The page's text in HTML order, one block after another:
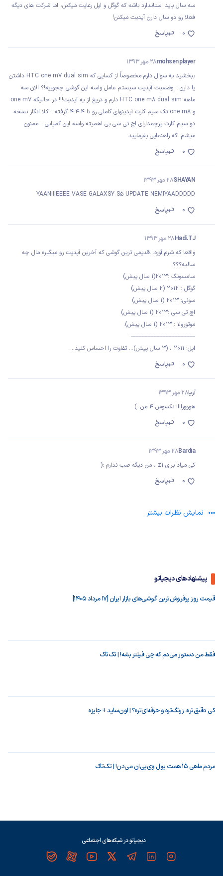
سه سال باید استاندارد باشه که گوگل و اپل رعایت میکنن، اما شرکت های دیگه
فعلا رو دو سال دارن آپدیت میکنن!
پاسخ
0
mohsen player28 مهر 1393
ببخشید یه سوال دارم مخصوصاً از کسایی که HTC one m7 dual sim داشتن
یا دارن... وضعیت آپدیت سیستم عامل واسه این گوشی چجوریه!؟ الان سه
ماهه HTC one m8 dual sim دارم و دریغ از یه آپدیت!!! در حالیکه one m7
و one m8 تک سیم کارت آپدینهای کاملی رو تا ۴.۴.۴ گرفته... کلا انگار نسخه
دو سیم کارت پرچمدارای اچ تی سی بی اهمیته واسه این کمپانی... ممنون
میشم اگه راهنمایی بفرمایید
پاسخ
0
SHAYAN28 مهر 1393
YAANIIIEEEE VASE GALAXSY S5 UPDATE NEMIYAADDDDD
پاسخ
0
Hadi.TJ28 مهر 1393
واقعا که شرم آوره...قدیمی ترین گوشی که آخرین آپدیت رو میگیره مال چه
سالیه؟؟؟
سامسونگ :‌۲۰۱۳(۱ سال پیش)
گوگل : ۲۰۱۲ (۲ سال پیش)
سونی: ۲۰۱۳ (۱ سال پیش)
اچ تی سی :‌۲۰۱۳ (۱ سال پیش)
موتورولا : ۲۰۱۳ (۱ سال پیش).
-------------------------------------------
اپل: ۲۰۱۱ ، (۳ سال پیش)... تفاوت را احساس کنید...
پاسخ
0
آریا28 مهر 1393
هوووراااا نکسوس 4 من :)
پاسخ
0
Bardia28 مهر 1393
کی میاد برای z1 ، من دیگه صب ندارم :(
پاسخ
0
نمایش نظرات بیشتر
پیشنهادهای دیجیاتو
قیمت روز پرفروش‌ترین گوشی‌های بازار ایران [17 مرداد 1405]
فقط من دستور می‌دم که چی فیلتر بشه! | تک‌تاک
کی دقیق‌تره، زرنگ‌تره و حرفه‌ای‌تره؟ | اون‌ساید + جایزه
مردم ماهی ۱۵ همت پول وی‌پی‌ان می‌دن! | تک‌تاک
دیجیاتو در شبکه‌های اجتماعی